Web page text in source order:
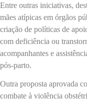
Entre outras iniciativas,
mães atípicas em órgãos
criação de políticas de
com deficiência ou
acompanhantes e
pós-parto.
Outra proposta aprovada
combate à violência